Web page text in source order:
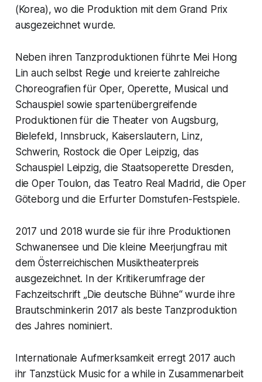
(Korea), wo die Produktion mit dem Grand Prix
ausgezeichnet wurde.
Neben ihren Tanzproduktionen führte Mei Hong
Lin auch selbst Regie und kreierte zahlreiche
Choreografien für Oper, Operette, Musical und
Schauspiel sowie spartenübergreifende
Produktionen für die Theater von Augsburg,
Bielefeld, Innsbruck, Kaiserslautern, Linz,
Schwerin, Rostock die Oper Leipzig, das
Schauspiel Leipzig, die Staatsoperette Dresden,
die Oper Toulon, das Teatro Real Madrid, die Oper
Göteborg und die Erfurter Domstufen-Festspiele.
2017 und 2018 wurde sie für ihre Produktionen
Schwanensee und Die kleine Meerjungfrau mit
dem Österreichischen Musiktheaterpreis
ausgezeichnet. In der Kritikerumfrage der
Fachzeitschrift „Die deutsche Bühne“ wurde ihre
Brautschminkerin 2017 als beste Tanzproduktion
des Jahres nominiert.
Internationale Aufmerksamkeit erregt 2017 auch
ihr Tanzstück Music for a while in Zusammenarbeit